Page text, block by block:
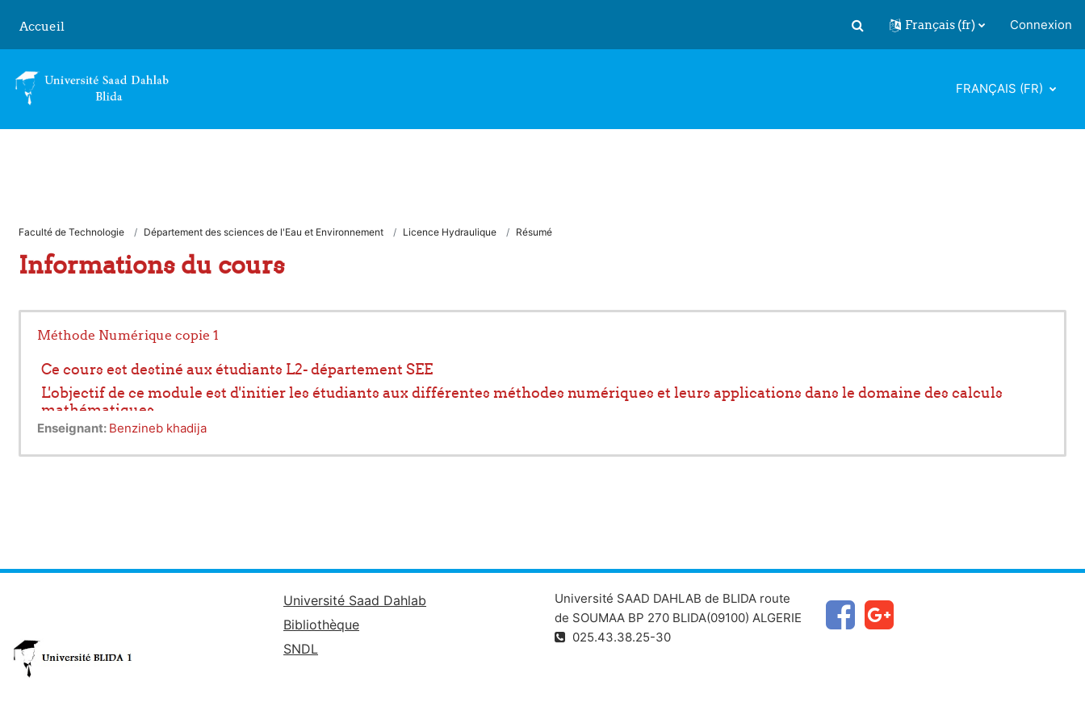
Accueil
Activer/désactiver la saisie de
Français ‎(fr)‎ Connexion
FRANÇAIS ‎(FR)‎
Faculté de Technologie Département des sciences de l'Eau et Environnement Licence Hydraulique Résumé
Informations du cours
Méthode Numérique copie 1
Ce cours est destiné aux étudiants L2- département SEE
L'objectif de ce module est d'initier les étudiants aux différentes méthodes numériques et leurs applications dans le domaine des calculs
mathématiques
Enseignant: Benzineb khadija
Université Saad Dahlab
Bibliothèque
SNDL
Université SAAD DAHLAB de BLIDA route
de SOUMAA BP 270 BLIDA(09100) ALGERIE
025.43.38.25-30